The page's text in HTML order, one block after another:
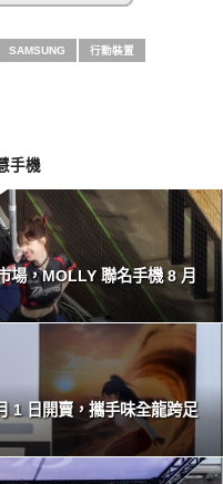
SAMSUNG 行動裝置
手機
場，MOLLY 聯名手機 8 月
1 日開賣，攜手味全龍跨足